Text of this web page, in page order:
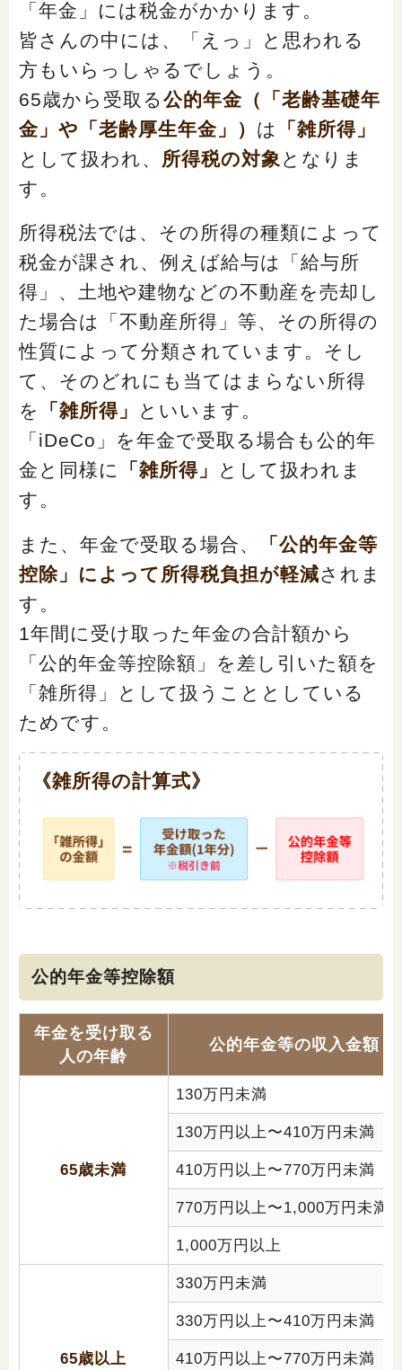
「年金」には税金がかかります。
皆さんの中には、「えっ」と思われる
方もいらっしゃるでしょう。
65歳から受取る公的年金（「老齢基礎年
金」や「老齢厚生年金」） は
「雑所得」
として扱われ、 所得税の対象 となりま
す。
所得税法では、その所得の種類によって
税金が課され、例えば給与は「給与所
得」、土地や建物などの不動産を売却し
た場合は「不動産所得」等、その所得の
性質によって分類されています。そし
て、そのどれにも当てはまらない所得
を
「雑所得」
といいます。
「iDeCo」を年金で受取る場合も公的年
金と同様に
「雑所得」
として扱われま
す。
また、年金で受取る場合、
「公的年金等
控除」によって所得税負担が軽減されま
す。
1年間に受け取った年金の合計額から
「公的年金等控除額」を差し引いた額を
「雑所得」として扱うこととしている
ためです。
《雑所得の計算式》
公的年金等控除額
年金を受け取る
人の年齢
公的年金等の収入金額
65歳未満
130万円未満
130万円以上〜410万円未満
410万円以上〜770万円未満
770万円以上〜1,000万円未満
1,000万円以上
65歳以上
330万円未満
330万円以上〜410万円未満
410万円以上〜770万円未満